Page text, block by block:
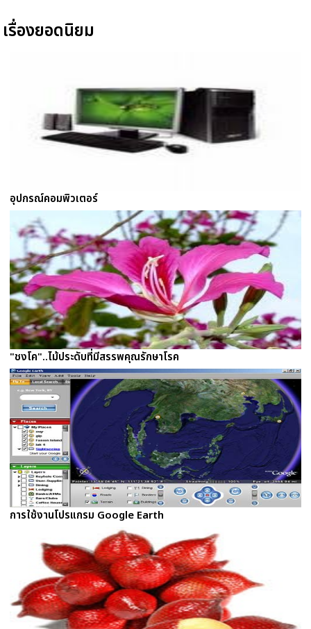
เรื่องยอดนิยม
อุปกรณ์คอมพิวเตอร์
"ชงโค"..ไม้ประดับที่มีสรรพคุณรักษาโรค
การใช้งานโปรแกรม Google Earth